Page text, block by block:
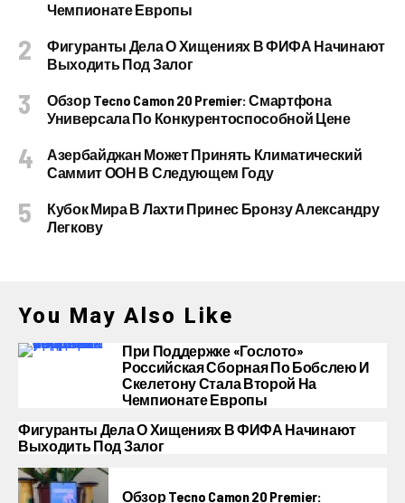
Чемпионате Европы
Фигуранты Дела О Хищениях В ФИФА Начинают
Выходить Под Залог
Обзор Tecno Camon 20 Premier: Смартфона
Универсала По Конкурентоспособной Цене
Азербайджан Может Принять Климатический
Саммит ООН В Следующем Году
Кубок Мира В Лахти Принес Бронзу Александру
Легкову
You May Also Like
При Поддержке «Гослото»
Российская Сборная По Бобслею И
Скелетону Стала Второй На
Чемпионате Европы
Фигуранты Дела О Хищениях В ФИФА Начинают
Выходить Под Залог
Обзор Tecno Camon 20 Premier: